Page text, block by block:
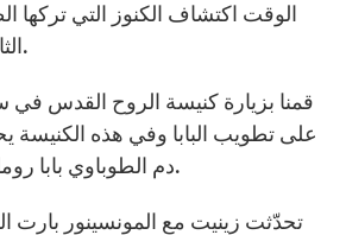
الوقت اكتشاف الكنوز التي تركها
الثاني للكنيسة وللعالم.
قمنا بزيارة كنيسة الروح القدس في
على تطويب البابا وفي هذه الكنيسة
دم الطوباوي بابا روما ويصمدون لوحة له.
تحدّثت زينيت مع المونسينور بارت